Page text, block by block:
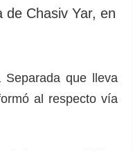
de Chasiv Yar, en
Separada que lleva
al respecto vía